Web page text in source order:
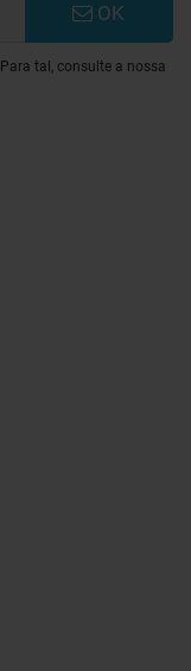
OK
tal, consulte a nossa